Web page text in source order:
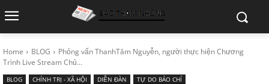
Home BLOG
Phỏng vấn ThanhTâm Nguyễn, người thực hiện Chương
Trình Live Stream Chủ...
BLOG CHÍNH TRỊ - XÃ HỘI DIỄN ĐÀN TỰ DO BÁO CHÍ